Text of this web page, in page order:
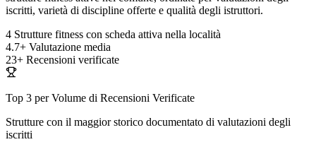
iscritti, varietà di discipline offerte e qualità degli istruttori.
4 Strutture fitness con scheda attiva nella località
4.7+ Valutazione media
23+ Recensioni verificate
Top 3 per Volume di Recensioni Verificate
Strutture con il maggior storico documentato di valutazioni degli
iscritti